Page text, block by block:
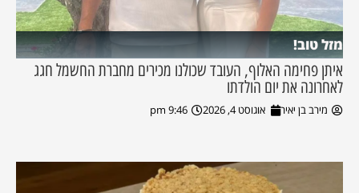
מזל טוב!
איתן פחימה האלוף, העובד שכולנו מכירים מחברת החשמל חגג
לאחרונה את יום הולדתו
מירב בן יאיר אוגוסט 4, 2026 9:46 pm